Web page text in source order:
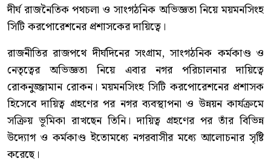
দীর্ঘ রাজনৈতিক পথচলা ও সাংগঠনিক অভিজ্ঞতা নিয়ে ময়মনসিংহ
সিটি করপোরেশনের প্রশাসকের দায়িত্বে।
রাজনীতির রাজপথে দীর্ঘদিনের সংগ্রাম, সাংগঠনিক কর্মকাণ্ড ও
নেতৃত্বের অভিজ্ঞতা নিয়ে এবার নগর পরিচালনার দায়িত্বে
রোকনুজ্জামান রোকন। ময়মনসিংহ সিটি করপোরেশনের প্রশাসক
হিসেবে দায়িত্ব গ্রহণের পর নগর ব্যবস্থাপনা ও উন্নয়ন কার্যক্রমে
সক্রিয় ভূমিকা রাখছেন তিনি। দায়িত্ব গ্রহণের পর তাঁর বিভিন্ন
উদ্যোগ ও কর্মকাণ্ড ইতোমধ্যে নগরবাসীর মধ্যে আলোচনার সৃষ্টি
করেছে।